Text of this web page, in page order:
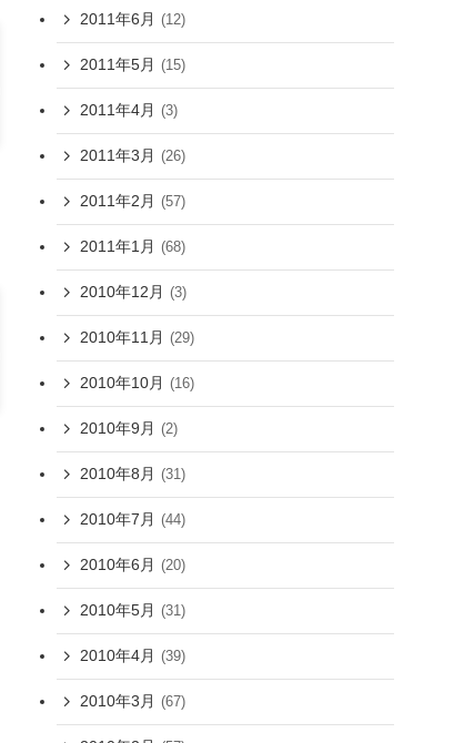
2011年6月 (12)
2011年5月 (15)
2011年4月 (3)
2011年3月 (26)
2011年2月 (57)
2011年1月 (68)
2010年12月 (3)
2010年11月 (29)
2010年10月 (16)
2010年9月 (2)
2010年8月 (31)
2010年7月 (44)
2010年6月 (20)
2010年5月 (31)
2010年4月 (39)
2010年3月 (67)